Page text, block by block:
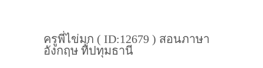
ครูพี่ไข่มุก ( ID:12679 ) สอนภาษา
อังกฤษ ที่ปทุมธานี